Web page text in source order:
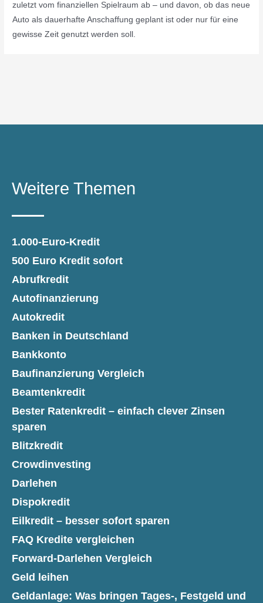
zuletzt vom finanziellen Spielraum ab – und davon, ob das neue
Auto als dauerhafte Anschaffung geplant ist oder nur für eine
gewisse Zeit genutzt werden soll.
Weitere Themen
1.000-Euro-Kredit
500 Euro Kredit sofort
Abrufkredit
Autofinanzierung
Autokredit
Banken in Deutschland
Bankkonto
Baufinanzierung Vergleich
Beamtenkredit
Bester Ratenkredit – einfach clever Zinsen
sparen
Blitzkredit
Crowdinvesting
Darlehen
Dispokredit
Eilkredit – besser sofort sparen
FAQ Kredite vergleichen
Forward-Darlehen Vergleich
Geld leihen
Geldanlage: Was bringen Tages-, Festgeld und